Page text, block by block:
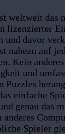
weltweit das
lizenzierter
und davor
nahezu auf
Kein
und
Puzzles
einfache
genau das
anderes
Spieler